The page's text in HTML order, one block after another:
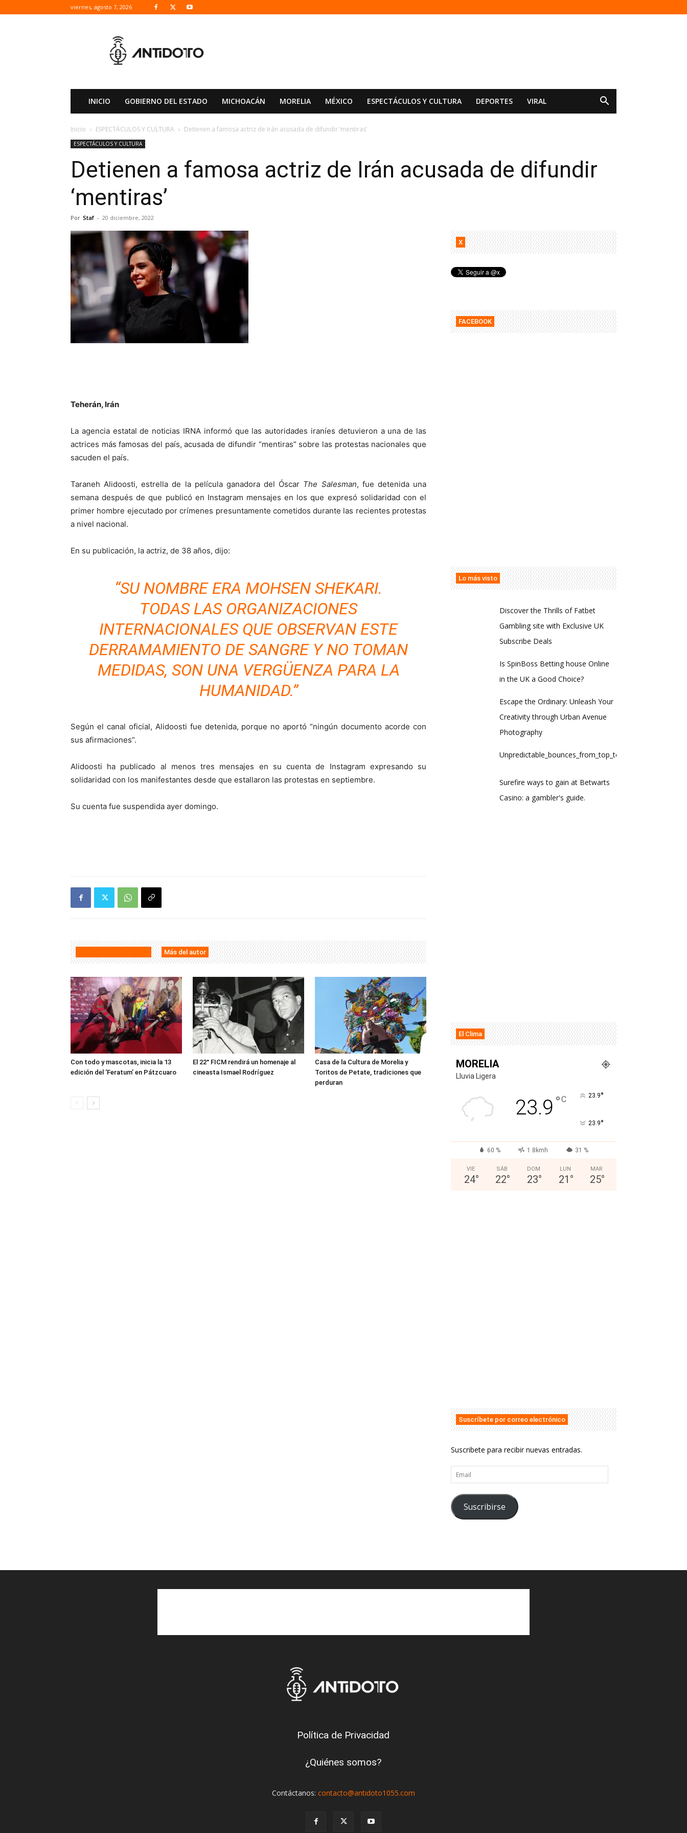
viernes, agosto 7, 2026
ANTIDOTO
INICIO GOBIERNO DEL ESTADO MICHOACÁN MORELIA MÉXICO ESPECTÁCULOS Y CULTURA DEPORTES VIRAL
Inicio ESPECTÁCULOS Y CULTURA Detienen a famosa actriz de Irán acusada de difundir ‘mentiras’
ESPECTÁCULOS Y CULTURA
Detienen a famosa actriz de Irán acusada de difundir
‘mentiras’
Por Staf - 20 diciembre, 2022
Teherán, Irán
La agencia estatal de noticias IRNA informó que las autoridades iraníes detuvieron a una de las
actrices más famosas del país, acusada de difundir “mentiras” sobre las protestas nacionales que
sacuden el país.
Taraneh Alidoosti, estrella de la película ganadora del Óscar The Salesman, fue detenida una
semana después de que publicó en Instagram mensajes en los que expresó solidaridad con el
primer hombre ejecutado por crímenes presuntamente cometidos durante las recientes protestas
a nivel nacional.
En su publicación, la actriz, de 38 años, dijo:
“SU NOMBRE ERA MOHSEN SHEKARI.
TODAS LAS ORGANIZACIONES
INTERNACIONALES QUE OBSERVAN ESTE
DERRAMAMIENTO DE SANGRE Y NO TOMAN
MEDIDAS, SON UNA VERGÜENZA PARA LA
HUMANIDAD.”
Según el canal oficial, Alidoosti fue detenida, porque no aportó “ningún documento acorde con
sus afirmaciones”.
Alidoosti ha publicado al menos tres mensajes en su cuenta de Instagram expresando su
solidaridad con los manifestantes desde que estallaron las protestas en septiembre.
Su cuenta fue suspendida ayer domingo.
Más del autor
Con todo y mascotas, inicia la 13
edición del ‘Feratum’ en Pátzcuaro
El 22° FICM rendirá un homenaje al
cineasta Ismael Rodríguez
Casa de la Cultura de Morelia y
Toritos de Petate, tradiciones que
perduran
X
FACEBOOK
Lo más visto
Discover the Thrills of Fatbet
Gambling site with Exclusive UK
Subscribe Deals
Is SpinBoss Betting house Online
in the UK a Good Choice?
Escape the Ordinary: Unleash Your
Creativity through Urban Avenue
Photography
Surefire ways to gain at Betwarts
Casino: a gambler's guide.
El Clima
MORELIA
Lluvia Ligera
23.9 °C 23.9°
23.9°
60 % 1.8kmh 31 %
VIE
24°
SÁB
22°
DOM
23°
LUN
21 °
MAR
25°
Suscríbete por correo electrónico
Suscribete para recibir nuevas entradas.
Email
Suscribirse
Política de Privacidad
¿Quiénes somos?
Contáctanos: contacto@antidoto1055.com